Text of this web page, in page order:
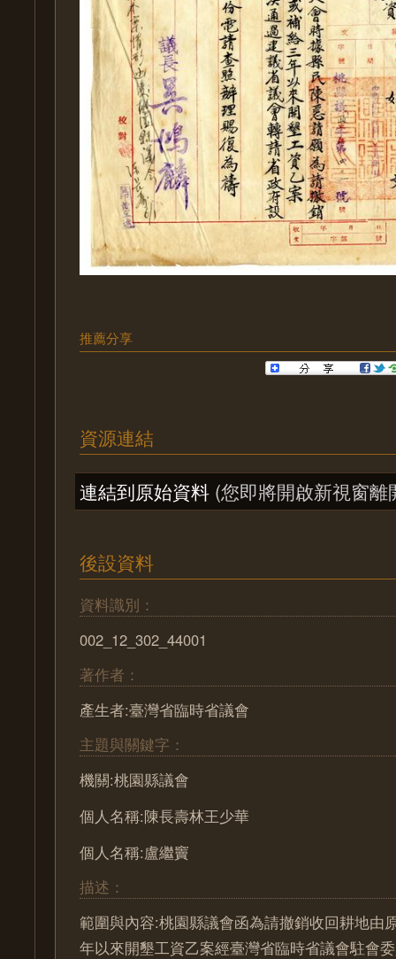
推薦分享
資源連結
連結到原始資料 (您即將開啟新視窗離
後設資料
資料識別：
002_12_302_44001
著作者：
產生者:臺灣省臨時省議會
主題與關鍵字：
機關:桃園縣議會
個人名稱:陳長壽林王少華
個人名稱:盧繼竇
描述：
範圍與內容:桃園縣議會函為請撤銷收回耕地由
年以來開墾工資乙案經臺灣省臨時省議會駐會